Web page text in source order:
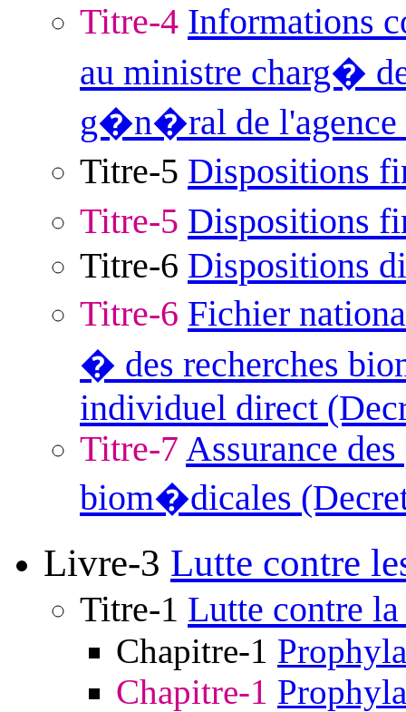
Titre-4 Informations
au ministre charg�
g�n�ral de l'agence
Titre-5 Dispositions
Titre-5 Dispositions
Titre-6 Dispositions
Titre-6 Fichier
� des recherches
individuel direct
Titre-7 Assurance
biom�dicales
Livre-3 Lutte contre
Titre-1 Lutte contre
Chapitre-1
Chapitre-1